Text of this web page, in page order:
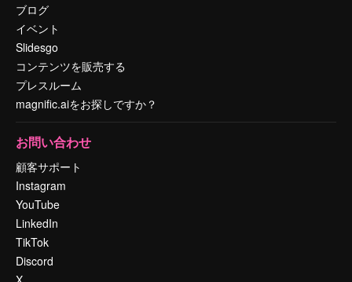
ブログ
イベント
Slidesgo
コンテンツを販売する
プレスルーム
magnific.aiをお探しですか？
お問い合わせ
顧客サポート
Instagram
YouTube
LinkedIn
TikTok
Discord